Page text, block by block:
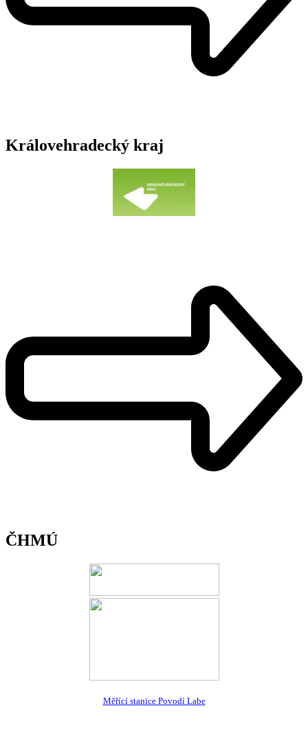
Královehradecký kraj
ČHMÚ
Měřící stanice Povodí Labe